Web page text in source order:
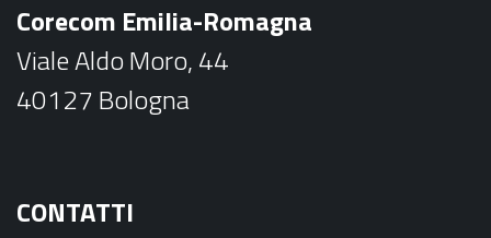
k
a
Corecom Emilia-Romagna
Viale Aldo Moro, 44
40127 Bologna
CONTATTI